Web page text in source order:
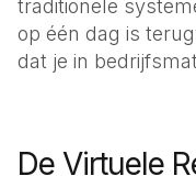
traditionele
op één dag is
dat je in
De Virtuele